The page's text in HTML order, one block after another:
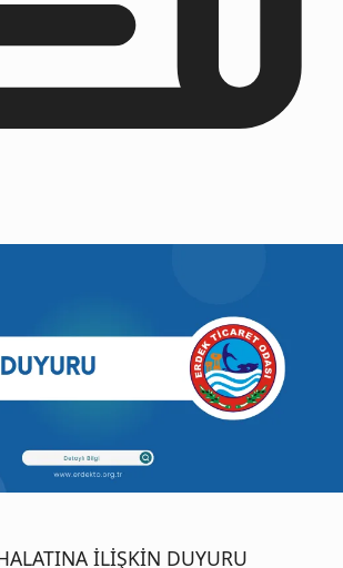
İLİŞKİN DUYURU